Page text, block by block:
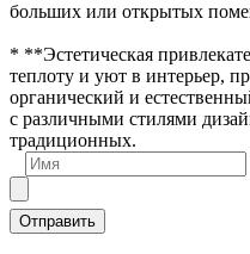
больших или открытых
* **Эстетическая
теплоту и уют в интерьер,
органический и
с различными стилями
традиционных.
Отправить